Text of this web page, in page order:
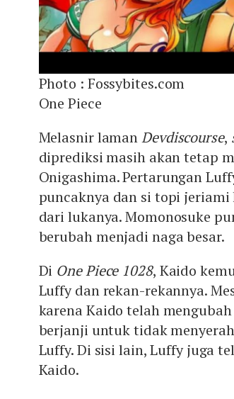
Photo : Fossybites.com
One Piece
Melasnir lamanDevdiscourse,
diprediksi masih akan tetap
Onigashima. Pertarungan
puncaknya dan si topi
dari lukanya. Momonosuke
berubah menjadi naga besar.
Di One Piece 1028, Kaido
Luffy dan rekan-rekannya.
karena Kaido telah
berjanji untuk tidak
Luffy. Di sisi lain, Luffy juga
Kaido.